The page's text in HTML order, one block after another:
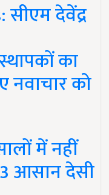
देवेंद्र
का
नवाचार को
में नहीं
आसान देसी